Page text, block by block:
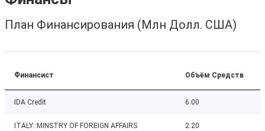
План Финансирования (Млн Долл. США)
Финансист Объём Средств
IDA Credit 6.00
ITALY: MINSTRY OF FOREIGN AFFAIRS 2.20